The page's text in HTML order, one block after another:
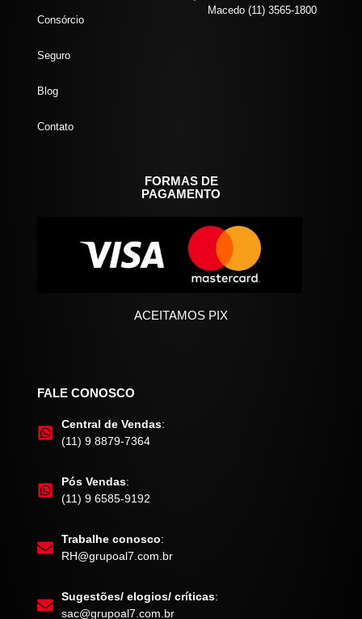
Consórcio
Seguro
Blog
Contato
Macedo (11) 3565-1800
FORMAS DE
PAGAMENTO
ACEITAMOS PIX
FALE CONOSCO
Central de Vendas:
(11) 9 8879-7364
Pós Vendas:
(11) 9 6585-9192
Trabalhe conosco:
RH@grupoal7.com.br
Sugestões/ elogios/ críticas:
sac@grupoal7.com.br